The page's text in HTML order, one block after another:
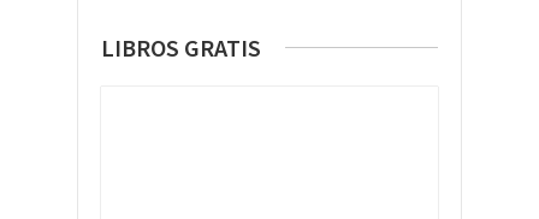
LIBROS GRATIS